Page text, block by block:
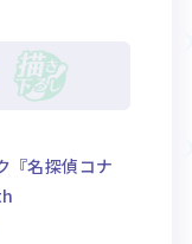
『名探偵コナ